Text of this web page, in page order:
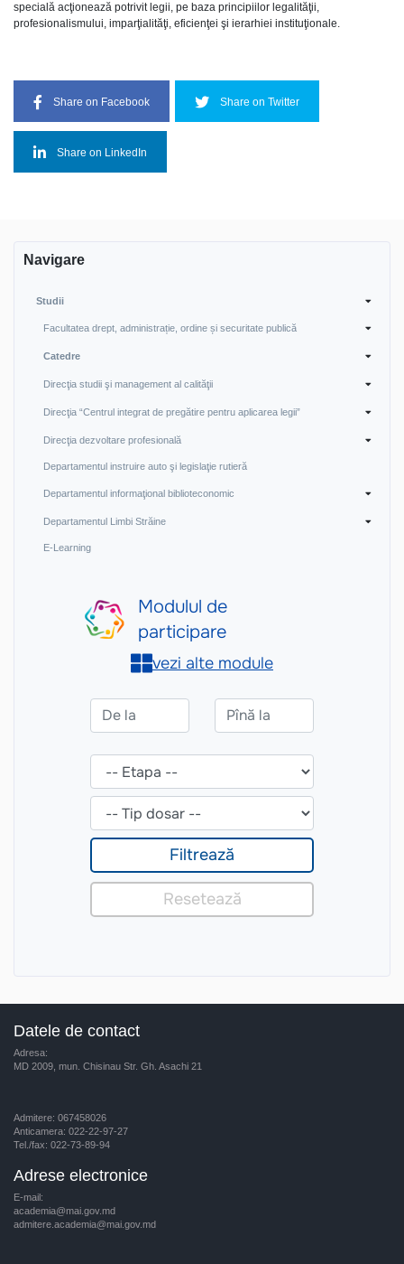
specială acţionează potrivit legii, pe baza principiilor legalităţii,
profesionalismului, imparţialităţi, eficienţei şi ierarhiei instituţionale.
Share on Facebook Share on Twitter
Share on LinkedIn
Navigare
Studii
Facultatea drept, administrație, ordine și securitate publică
Catedre
Direcţia studii şi management al calităţii
Direcţia “Centrul integrat de pregătire pentru aplicarea legii”
Direcţia dezvoltare profesională
Departamentul instruire auto şi legislaţie rutieră
Departamentul informaţional biblioteconomic
Departamentul Limbi Străine
E-Learning
Datele de contact
Adresa:
MD 2009, mun. Chisinau Str. Gh. Asachi 21
Admitere: 067458026
Anticamera: 022-22-97-27
Tel./fax: 022-73-89-94
Adrese electronice
E-mail:
academia@mai.gov.md
admitere.academia@mai.gov.md